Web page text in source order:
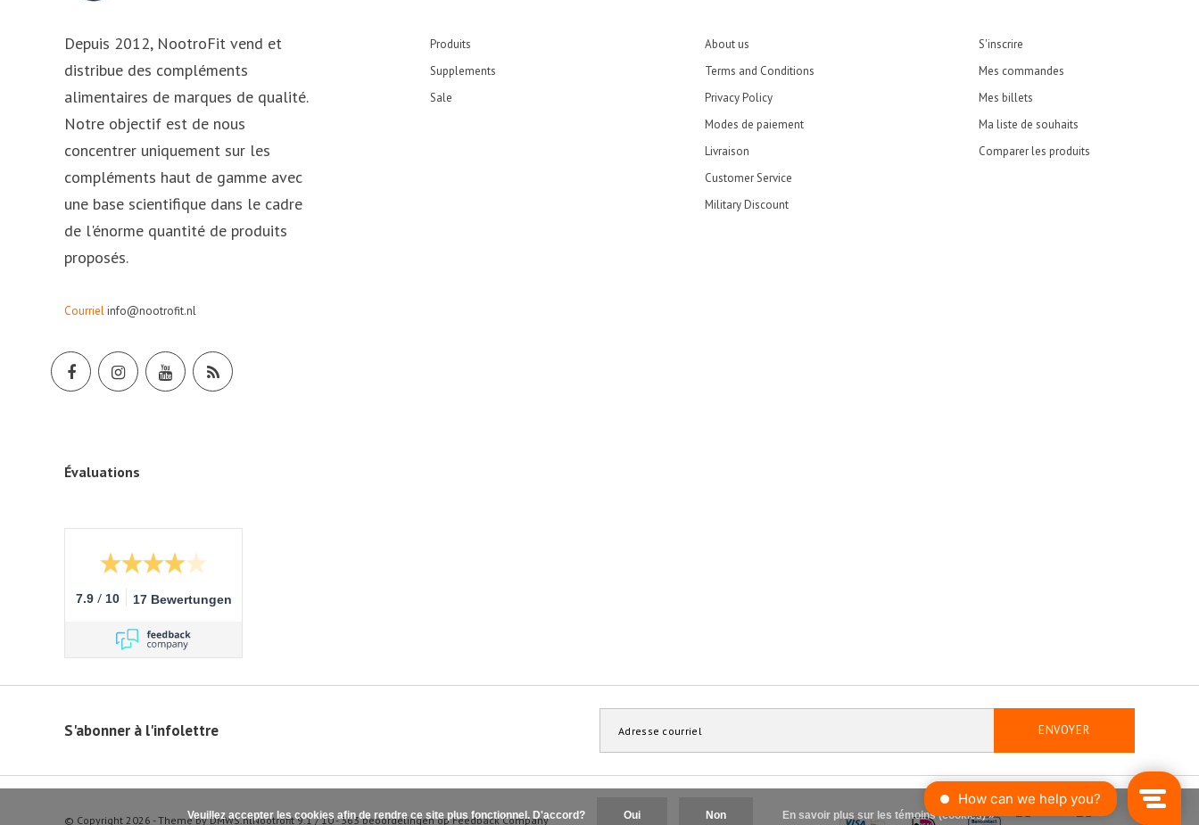
Depuis 2012, NootroFit vend et
distribue des compléments
alimentaires de marques de qualité.
Notre objectif est de nous
concentrer uniquement sur les
compléments haut de gamme avec
une base scientifique dans le cadre
de l'énorme quantité de produits
proposés.
Courrielinfo@nootrofit.nl
Produits
Supplements
Sale
About us
Terms and Conditions
Privacy Policy
Modes de paiement
Livraison
Customer Service
Military Discount
S'inscrire
Mes commandes
Mes billets
Ma liste de souhaits
Comparer les produits
Évaluations
7.9 / 10 17 Bewertungen
S'abonner à l'infolettre ENVOYER
© Copyright 2026 - Theme byDMWS.nlNootrofit 9.1/10 -363beoordelingen opFeedback Company
Veuillez accepter les cookies afin de rendre ce site plus fonctionnel. D'accord? Oui Non En savoir plus sur les témoins (cookies) »